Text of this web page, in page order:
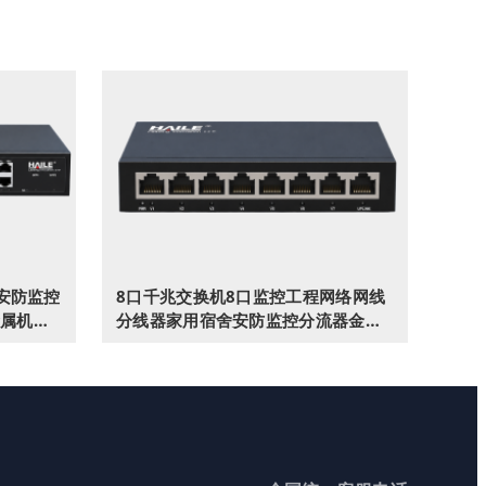
防监控
机身
8口千兆交换机8口监控工程网络网线
分线器家用宿舍安防监控分流器金属